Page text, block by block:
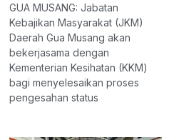
GUA MUSANG: Jabatan
Kebajikan Masyarakat (JKM)
Daerah Gua Musang akan
bekerjasama dengan
Kementerian Kesihatan (KKM)
bagi menyelesaikan proses
pengesahan status